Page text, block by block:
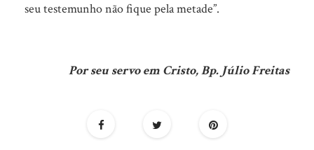
seu testemunho não fique pela metade”.
Por seu servo em Cristo, Bp. Júlio Freitas